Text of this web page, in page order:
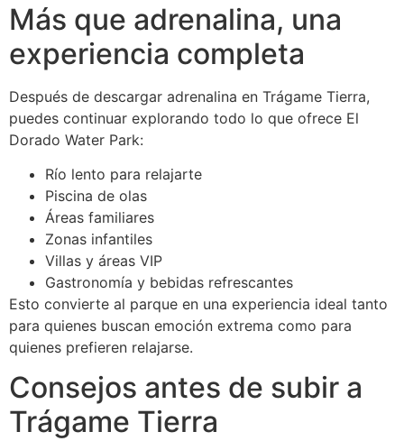
Más que adrenalina, una
experiencia completa
Después de descargar adrenalina en Trágame Tierra,
puedes continuar explorando todo lo que ofrece El
Dorado Water Park:
Río lento para relajarte
Piscina de olas
Áreas familiares
Zonas infantiles
Villas y áreas VIP
Gastronomía y bebidas refrescantes
Esto convierte al parque en una experiencia ideal tanto
para quienes buscan emoción extrema como para
quienes prefieren relajarse.
Consejos antes de subir a
Trágame Tierra